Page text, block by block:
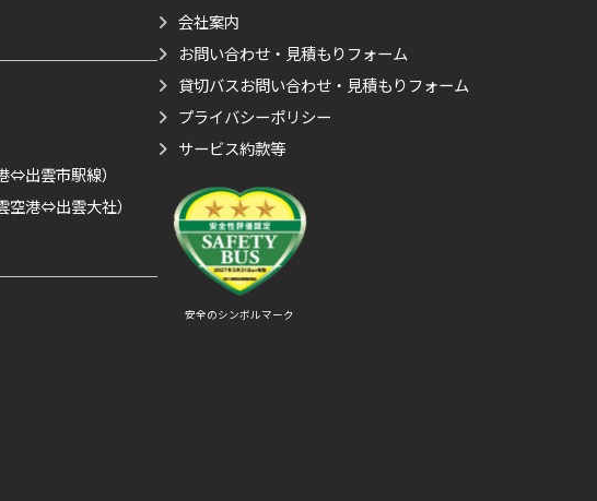
⇔出雲市駅線）
港⇔出雲大社）
会社案内
お問い合わせ・見積もりフォーム
貸切バスお問い合わせ・見積もりフォーム
プライバシーポリシー
サービス約款等
安全のシンボルマーク